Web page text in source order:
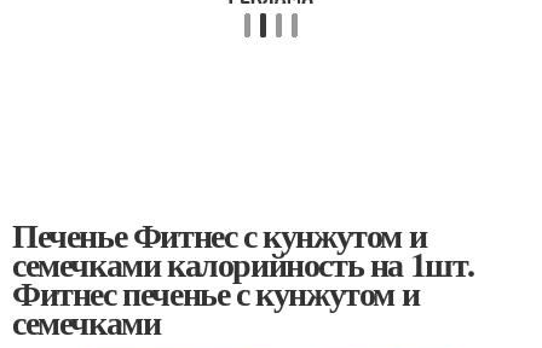
Печенье Фитнес с кунжутом и
семечками калорийность на 1шт.
Фитнес печенье с кунжутом и
семечками